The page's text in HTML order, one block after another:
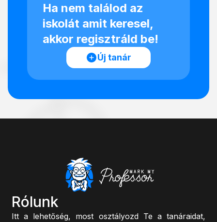
Ha nem találod az
iskolát amit keresel,
akkor regisztráld be!
Új tanár
Rólunk
Itt a lehetőség, most osztályozd Te a tanáraidat,